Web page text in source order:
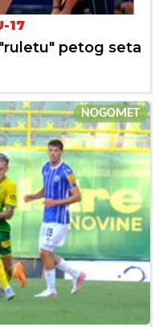
17
petog seta
NOGOMET